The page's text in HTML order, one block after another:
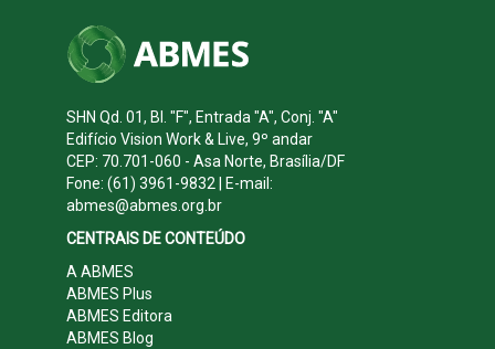
SHN Qd. 01, Bl. "F", Entrada "A", Conj. "A"
Edifício Vision Work & Live, 9º andar
CEP: 70.701-060 - Asa Norte, Brasília/DF
Fone: (61) 3961-9832 | E-mail:
abmes@abmes.org.br
CENTRAIS DE CONTEÚDO
A ABMES
ABMES Plus
ABMES Editora
ABMES Blog